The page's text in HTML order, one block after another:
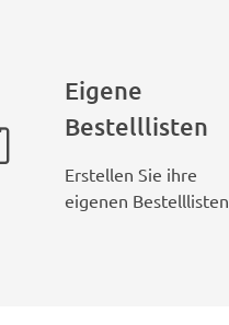
Eigene
Bestelllisten
Erstellen Sie ihre
eigenen Bestelllisten